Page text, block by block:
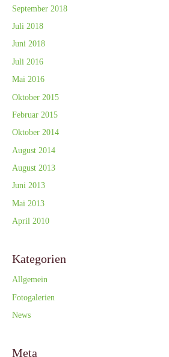
September 2018
Juli 2018
Juni 2018
Juli 2016
Mai 2016
Oktober 2015
Februar 2015
Oktober 2014
August 2014
August 2013
Juni 2013
Mai 2013
April 2010
Kategorien
Allgemein
Fotogalerien
News
Meta